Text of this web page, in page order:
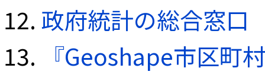
政府統計の総合窓口
『Geoshape市区町